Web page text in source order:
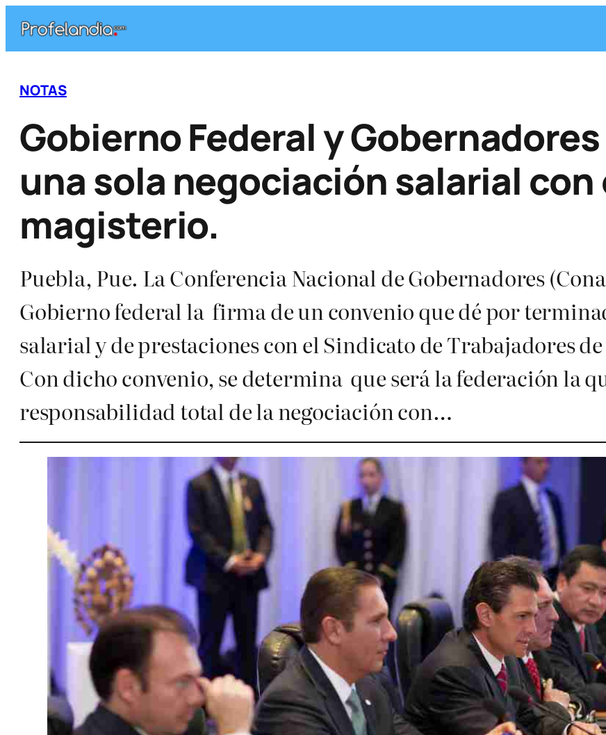
contenido
NOTAS
Gobierno Federal y
una sola negociación salarial con
magisterio.
Puebla, Pue. La Conferencia Nacional de Gobernadores
Gobierno federal la firma de un convenio que dé por
salarial y de prestaciones con el Sindicato de Trabajadores
Con dicho convenio, se determina que será la federación la
responsabilidad total de la negociación con…